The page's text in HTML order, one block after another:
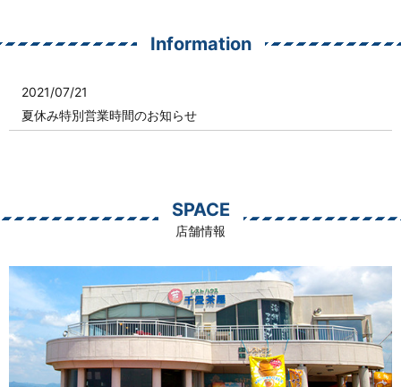
Information
2021/07/21
夏休み特別営業時間のお知らせ
SPACE
店舗情報